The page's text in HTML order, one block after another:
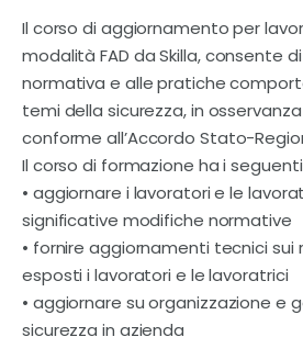
Paghe
Servizi & Sportelli
UNIMPIEGO
Contatti
Il corso di aggiornamento per
modalità FAD da Skilla, consente
normativa e alle pratiche
temi della sicurezza, in osservanza
conforme all’Accordo Stato-
Il corso di formazione ha i
• aggiornare i lavoratori e le
significative modifiche normative
• fornire aggiornamenti tecnici sui
esposti i lavoratori e le lavoratrici
• aggiornare su organizzazione e
sicurezza in azienda